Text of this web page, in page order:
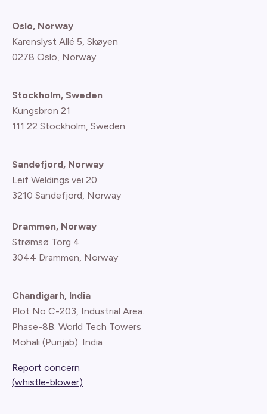
Oslo, Norway
Karenslyst Allé 5, Skøyen
0278 Oslo, Norway
Stockholm, Sweden
Kungsbron 21
111 22 Stockholm, Sweden
Sandefjord, Norway
Leif Weldings vei 20
3210 Sandefjord, Norway
Drammen, Norway
Strømsø Torg 4
3044 Drammen, Norway
Chandigarh, India
Plot No C-203, Industrial Area.
Phase-8B. World Tech Towers
Mohali (Punjab). India
Report concern
(whistle-blower)